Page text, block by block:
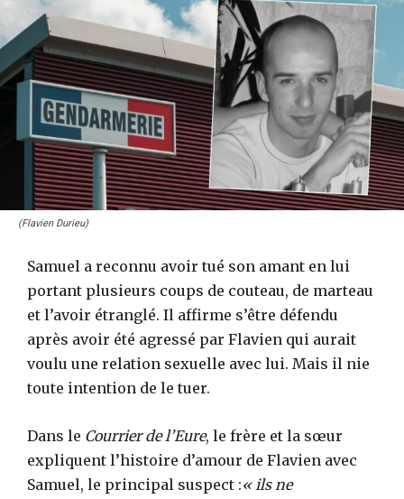
(Flavien Durieu)
Samuel a reconnu avoir tué son amant en lui
portant plusieurs coups de couteau, de marteau
et l’avoir étranglé. Il affirme s’être défendu
après avoir été agressé par Flavien qui aurait
voulu une relation sexuelle avec lui. Mais il nie
toute intention de le tuer.
Dans le Courrier de l’Eure, le frère et la sœur
expliquent l’histoire d’amour de Flavien avec
Samuel, le principal suspect :« ils ne